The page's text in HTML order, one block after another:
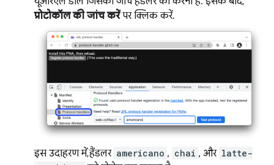
प्रोटोकॉल की जांच करेंपर क्लिक करें.
इस उदाहरण में, हैंडलर americano , chai , और latte-